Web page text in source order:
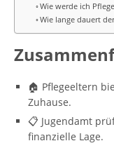
Wie werde ich
Wie lange dauert
🏠 Pflegeeltern
Zuhause.
📋 Jugendamt
finanzielle Lage.